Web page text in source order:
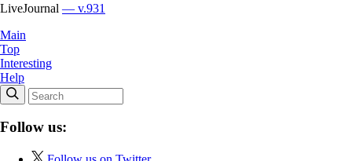
LiveJournal — v.931
Main
Top
Interesting
Help
Follow us: